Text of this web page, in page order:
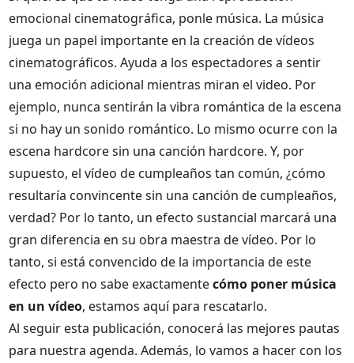
emocional cinematográfica, ponle música. La música
juega un papel importante en la creación de vídeos
cinematográficos. Ayuda a los espectadores a sentir
una emoción adicional mientras miran el video. Por
ejemplo, nunca sentirán la vibra romántica de la escena
si no hay un sonido romántico. Lo mismo ocurre con la
escena hardcore sin una canción hardcore. Y, por
supuesto, el vídeo de cumpleaños tan común, ¿cómo
resultaría convincente sin una canción de cumpleaños,
verdad? Por lo tanto, un efecto sustancial marcará una
gran diferencia en su obra maestra de vídeo. Por lo
tanto, si está convencido de la importancia de este
efecto pero no sabe exactamentecómo poner música
en un vídeo, estamos aquí para rescatarlo.
Al seguir esta publicación, conocerá las mejores pautas
para nuestra agenda. Además, lo vamos a hacer con los